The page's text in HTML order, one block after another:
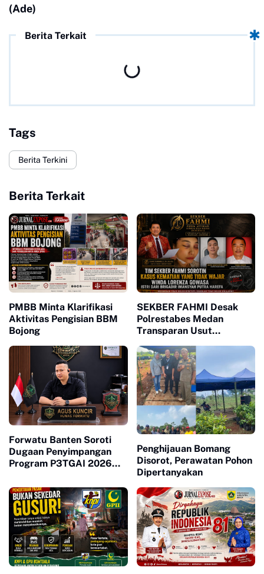
(Ade)
Berita Terkait
Tags
Berita Terkini
Berita Terkait
PMBB Minta Klarifikasi
Aktivitas Pengisian BBM
Bojong
SEKBER FAHMI Desak
Polrestabes Medan
Transparan Usut
Forwatu Banten Soroti
Dugaan Penyimpangan
Program P3TGAI 2026
Penghijauan Bomang
Disorot, Perawatan Pohon
Dipertanyakan